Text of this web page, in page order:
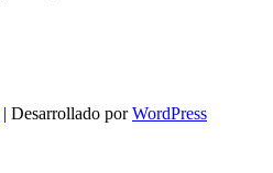
| Desarrollado porWordPress